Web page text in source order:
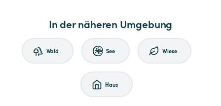
In der näheren Umgebung
Wald See Wiese
Haus